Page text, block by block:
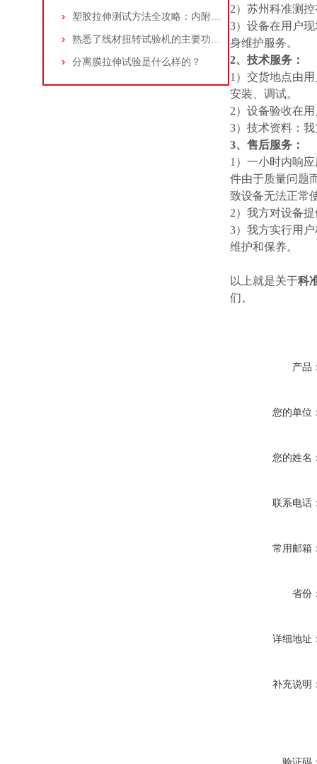
塑胶拉伸测试方法全攻略：内附原理和检测仪器！
熟悉了线材扭转试验机的主要功能，才能更好地使用它
分离膜拉伸试验是什么样的？
2）苏州科准测
3）设备在用户
身维护服务。
2、技术服务：
1）交货地点由
安装、调试。
2）设备验收在
3）技术资料：
3、售后服务：
1）一小时内响
件由于质量问题
致设备无法正常
2）我方对设备
3）我方实行用
维护和保养。
以上就是关于科
们。
产品
您的单位
您的姓名
联系电话
常用邮箱
省份
详细地址
补充说明